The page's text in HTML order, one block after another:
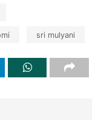
sri mulyani